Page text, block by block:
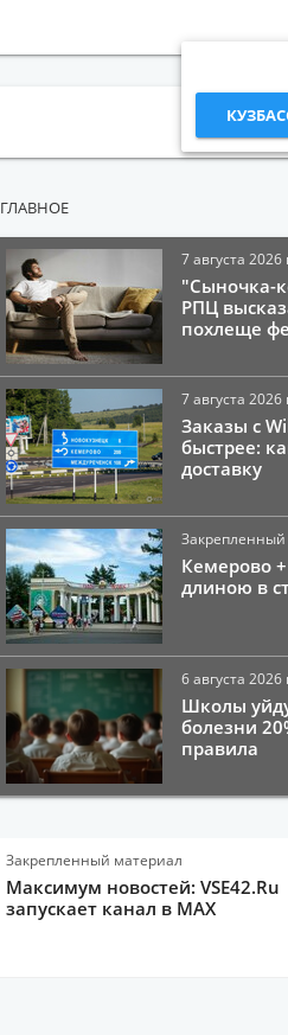
ГЛАВНОЕ
7 августа 2026
"Сыночка-
РПЦ
похлеще
7 августа 2026
Заказы с
быстрее:
доставку
Кемерово
длиною в
6 августа 2026
Школы
болезни
правила
Закрепленный материал
Максимум новостей: VSE42.Ru
запускает канал в MAX